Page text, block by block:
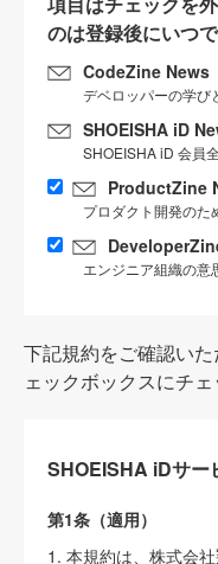
のは登録後にいつ
CodeZine News
デベロッパーの学び
SHOEISHA iD
SHOEISHA iD 会員
ProductZine
プロダクト開発のた
エンジニア組織の意
下記規約をご確認い
ェックボックスにチ
SHOEISHA iDサー
第1条（適用）
1. 本規約は、株式会